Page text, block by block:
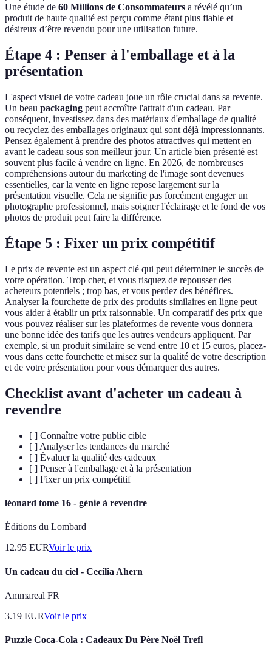
Une étude de 60 Millions de Consommateurs a révélé qu’un
produit de haute qualité est perçu comme étant plus fiable et
désireux d’être revendu pour une utilisation future.
Étape 4 : Penser à l'emballage et à la
présentation
L'aspect visuel de votre cadeau joue un rôle crucial dans sa revente.
Un beau packaging peut accroître l'attrait d'un cadeau. Par
conséquent, investissez dans des matériaux d'emballage de qualité
ou recyclez des emballages originaux qui sont déjà impressionnants.
Pensez également à prendre des photos attractives qui mettent en
avant le cadeau sous son meilleur jour. Un article bien présenté est
souvent plus facile à vendre en ligne. En 2026, de nombreuses
compréhensions autour du marketing de l'image sont devenues
essentielles, car la vente en ligne repose largement sur la
présentation visuelle. Cela ne signifie pas forcément engager un
photographe professionnel, mais soigner l'éclairage et le fond de vos
photos de produit peut faire la différence.
Étape 5 : Fixer un prix compétitif
Le prix de revente est un aspect clé qui peut déterminer le succès de
votre opération. Trop cher, et vous risquez de repousser des
acheteurs potentiels ; trop bas, et vous perdez des bénéfices.
Analyser la fourchette de prix des produits similaires en ligne peut
vous aider à établir un prix raisonnable. Un comparatif des prix que
vous pouvez réaliser sur les plateformes de revente vous donnera
une bonne idée des tarifs que les autres vendeurs appliquent. Par
exemple, si un produit similaire se vend entre 10 et 15 euros, placez-
vous dans cette fourchette et misez sur la qualité de votre description
et de votre présentation pour vous démarquer des autres.
Checklist avant d'acheter un cadeau à
revendre
[ ] Connaître votre public cible
[ ] Analyser les tendances du marché
[ ] Évaluer la qualité des cadeaux
[ ] Penser à l'emballage et à la présentation
[ ] Fixer un prix compétitif
léonard tome 16 - génie à revendre
Éditions du Lombard
12.95 EURVoir le prix
Un cadeau du ciel - Cecilia Ahern
Ammareal FR
3.19 EURVoir le prix
Puzzle Coca-Cola : Cadeaux Du Père Noël Trefl